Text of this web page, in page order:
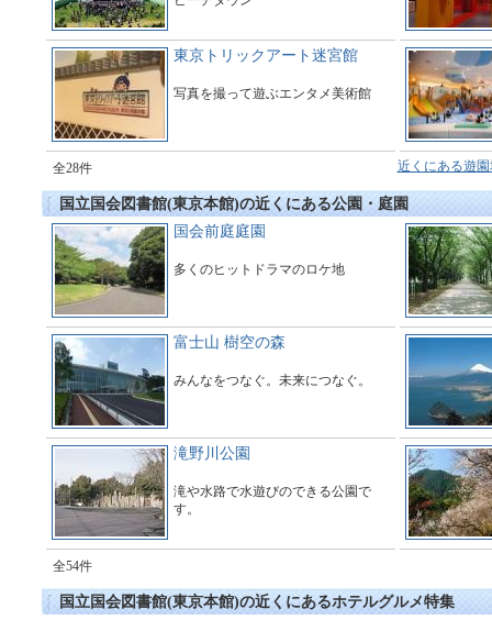
東京トリックアート迷宮館
写真を撮って遊ぶエンタメ美術館
全28件 近くにある遊
国立国会図書館(東京本館)の近くにある公園・庭園
国会前庭庭園
多くのヒットドラマのロケ地
富士山 樹空の森
みんなをつなぐ。未来につなぐ。
滝野川公園
滝や水路で水遊びのできる公園で
す。
全54件
国立国会図書館(東京本館)の近くにあるホテルグルメ特集